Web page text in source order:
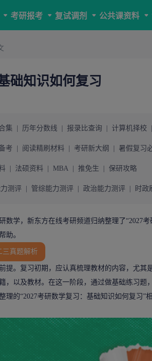
考研报考 复试调剂 公共课资料
础知识如何复习
集 历年分数线 报录比查询 计算机择校
考 阅读精刷材料 考研新大纲 暑假复习
法硕资料 MBA 推免生 保研攻略
测评 管综能力测评 政治能力测评 时政
数学， 新东方在线考研频道归纳整理了“2027考
助。
三真题解析
。复习初期，应认真梳理教材的内容，尤其
，以及教材。在这一阶段，通过做基础练习题
的“2027考研数学复习：基础知识如何复习”